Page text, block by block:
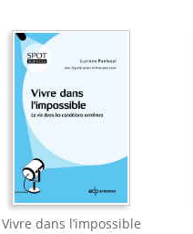
Vivre dans l’impossible